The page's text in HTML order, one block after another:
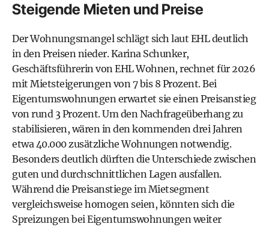
Steigende Mieten und Preise
Der Wohnungsmangel schlägt sich laut EHL deutlich
in den Preisen nieder. Karina Schunker,
Geschäftsführerin von EHL Wohnen, rechnet für 2026
mit Mietsteigerungen von 7 bis 8 Prozent. Bei
Eigentumswohnungen erwartet sie einen Preisanstieg
von rund 3 Prozent. Um den Nachfrageüberhang zu
stabilisieren, wären in den kommenden drei Jahren
etwa 40.000 zusätzliche Wohnungen notwendig.
Besonders deutlich dürften die Unterschiede zwischen
guten und durchschnittlichen Lagen ausfallen.
Während die Preisanstiege im Mietsegment
vergleichsweise homogen seien, könnten sich die
Spreizungen bei Eigentumswohnungen weiter